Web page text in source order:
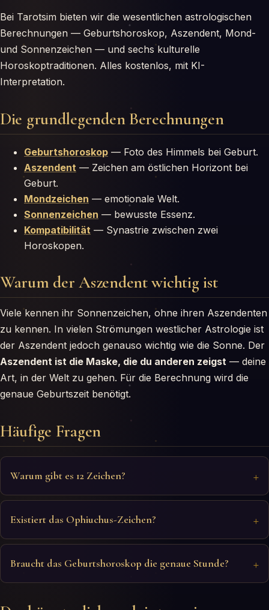
Bei Tarotsim bieten wir die wesentlichen astrologischen
Berechnungen — Geburtshoroskop, Aszendent, Mond-
und Sonnenzeichen — und sechs kulturelle
Horoskoptraditionen. Alles kostenlos, mit KI-
Interpretation.
Die grundlegenden Berechnungen
Geburtshoroskop — Foto des Himmels bei Geburt.
Aszendent — Zeichen am östlichen Horizont bei
Geburt.
Mondzeichen — emotionale Welt.
Sonnenzeichen — bewusste Essenz.
Kompatibilität — Synastrie zwischen zwei
Horoskopen.
Warum der Aszendent wichtig ist
Viele kennen ihr Sonnenzeichen, ohne ihren Aszendenten
zu kennen. In vielen Strömungen westlicher Astrologie ist
der Aszendent jedoch genauso wichtig wie die Sonne. Der
Aszendent ist die Maske, die du anderen zeigst — deine
Art, in der Welt zu gehen. Für die Berechnung wird die
genaue Geburtszeit benötigt.
Häufige Fragen
Warum gibt es 12 Zeichen?
Existiert das Ophiuchus-Zeichen?
Braucht das Geburtshoroskop die genaue Stunde?